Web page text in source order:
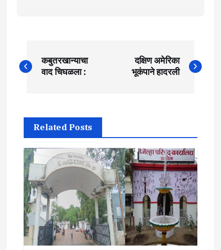
o
a
v
g
a
कबुतरखान्याचा
वाद चिघळला :
दक्षिण अमेरिका
भूकंपाने हादरली
Related Posts